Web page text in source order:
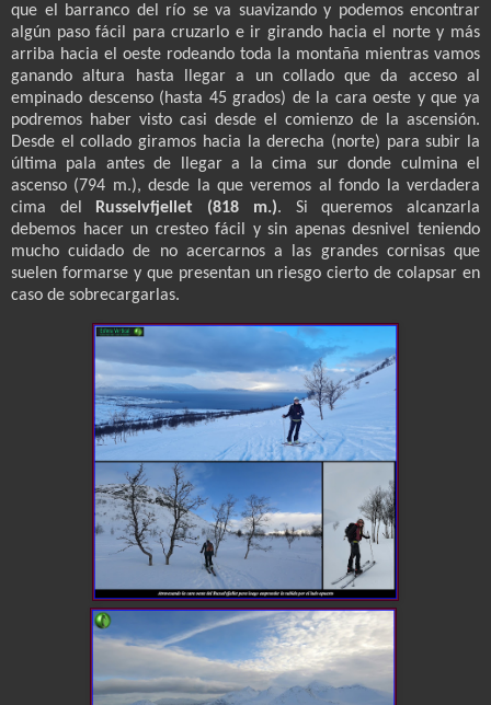
que el barranco del río se va suavizando y podemos encontrar
algún paso fácil para cruzarlo e ir girando hacia el norte y más
arriba hacia el oeste rodeando toda la montaña mientras vamos
ganando altura hasta llegar a un collado que da acceso al
empinado descenso (hasta 45 grados) de la cara oeste y que ya
podremos haber visto casi desde el comienzo de la ascensión.
Desde el collado giramos hacia la derecha (norte) para subir la
última pala antes de llegar a la cima sur donde culmina el
ascenso (794 m.), desde la que veremos al fondo la verdadera
cima del
Russelvfjellet (818 m.). Si queremos alcanzarla
debemos hacer un cresteo fácil y sin apenas desnivel teniendo
mucho cuidado de no acercarnos a las grandes cornisas que
suelen formarse y que presentan un riesgo cierto de colapsar en
caso de sobrecargarlas.